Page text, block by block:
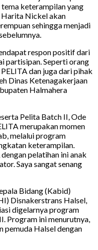
tema keterampilan yang
Harita Nickel akan
sehingga menjadi
respon positif dari
partisipan. Seperti orang
dan juga dari pihak
Dinas Ketenagakerjaan
Halmahera
Pelita Batch II, Ode
merupakan momen
melalui program
keterampilan.
pelatihan ini anak
Saya sangat senang
Bidang (Kabid)
Disnakerstrans Halsel,
digelarnya program
Program ini menurutnya,
pemuda Halsel dengan